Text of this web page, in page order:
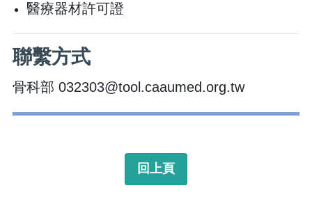
醫療器材許可證
聯繫方式
骨科部 032303@tool.caaumed.org.tw
回上頁